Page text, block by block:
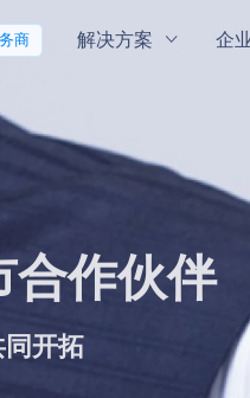
商 解决方案
服务
混合云部署
会话数据私有
微伴 数据分析
企
微伴私域流量
合作伙伴
开拓